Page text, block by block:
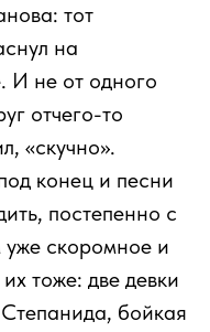
тот
на
И не от одного
отчего-то
«скучно».
конец и песни
постепенно с
уже скоромное и
тоже: две девки
бойкая